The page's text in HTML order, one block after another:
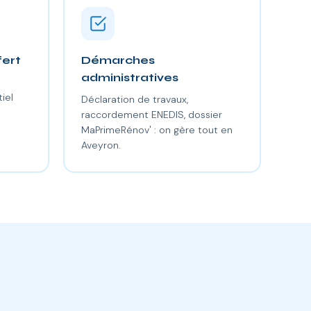
Démarches
administratives
Déclaration de travaux,
raccordement ENEDIS, dossier
MaPrimeRénov' : on gère tout en
Aveyron.